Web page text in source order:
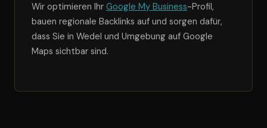
Wir optimieren Ihr Google My Business-Profil,
bauen regionale Backlinks auf und sorgen dafür,
dass Sie in Wedel und Umgebung auf Google
Maps sichtbar sind.